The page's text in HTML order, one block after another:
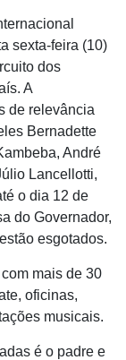
sexta-feira (10)
dos
A
de relevância
Bernadette
André
Lancellotti,
o dia 12 de
do Governador,
esgotados.
mais de 30
oficinas,
musicais.
é o padre e